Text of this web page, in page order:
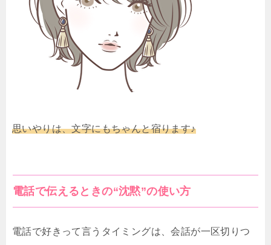
思いやりは、文字にもちゃんと宿ります♪
電話で伝えるときの“沈黙”の使い方
電話で好きって言うタイミングは、会話が一区切りつ